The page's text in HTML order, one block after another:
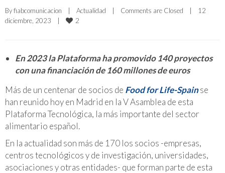
By fiabcomunicacion | Actualidad | Comments are Closed |
12
diciembre, 2023
| 2
En 2023 la Plataforma ha promovido 140 proyectos
con una financiación de 160 millones de euros
Más de un centenar de socios de Food for Life-Spainse
han reunido hoy en Madrid en la V Asamblea de esta
Plataforma Tecnológica, la más importante del sector
alimentario español.
En la actualidad son más de 170 los socios -empresas,
centros tecnológicos y de investigación, universidades,
asociaciones y otras entidades- que forman parte de esta